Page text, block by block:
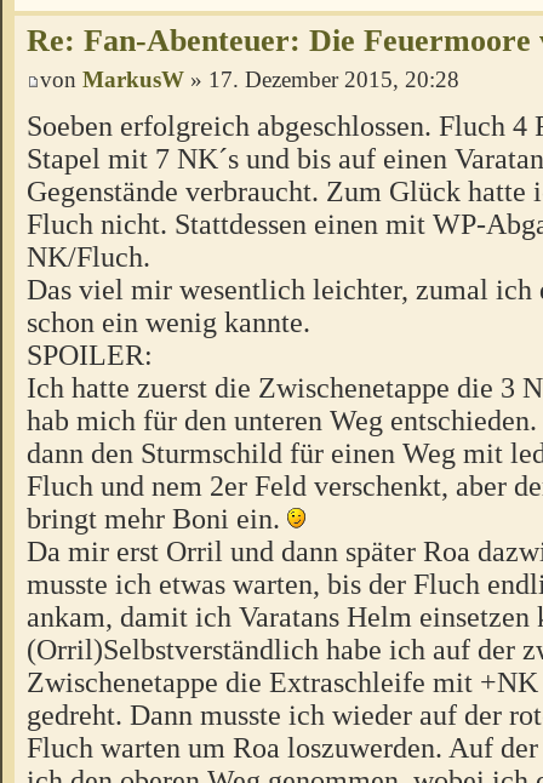
Re: Fan-Abenteuer: Die Feuermoore
von MarkusW » 17. Dezember 2015, 20:28
Soeben erfolgreich abgeschlossen. Fluch 4
Stapel mit 7 NK´s und bis auf einen
Gegenstände verbraucht. Zum Glück hatte
Fluch nicht. Stattdessen einen mit WP-
NK/Fluch.
Das viel mir wesentlich leichter, zumal ich
schon ein wenig kannte.
SPOILER:
Ich hatte zuerst die Zwischenetappe die 3
hab mich für den unteren Weg
dann den Sturmschild für einen Weg mit
Fluch und nem 2er Feld verschenkt, aber
bringt mehr Boni ein.
Da mir erst Orril und dann später Roa
musste ich etwas warten, bis der Fluch
ankam, damit ich Varatans Helm einsetzen
(Orril)Selbstverständlich habe ich auf der
Zwischenetappe die Extraschleife mit
gedreht. Dann musste ich wieder auf der
Fluch warten um Roa loszuwerden. Auf